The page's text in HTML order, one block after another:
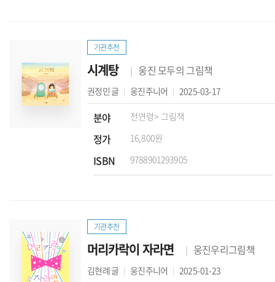
기관추천
시계탕 웅진 모두의 그림책
권정민 글 웅진주니어 2025-03-17
분야 전연령> 그림책
정가 16,800원
ISBN 9788901293905
기관추천
머리카락이 자라면 웅진우리그림책
김현례글 웅진주니어 2025-01-23